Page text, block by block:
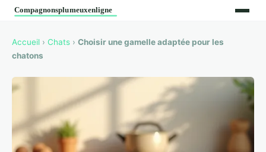
Accueil › Chats › Choisir une gamelle adaptée pour les
chatons